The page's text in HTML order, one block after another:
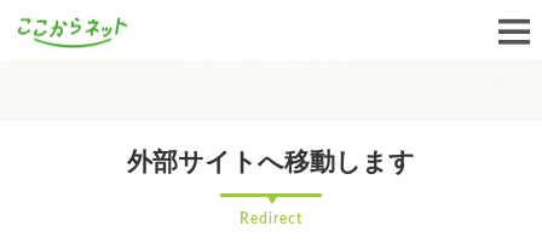
外部サイトへ移動します
Redirect